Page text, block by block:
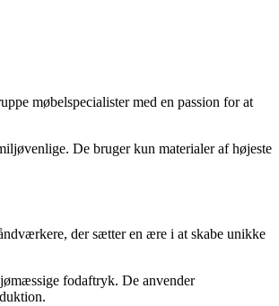
møbelspecialister med en passion for at
De bruger kun materialer af højeste
der sætter en ære i at skabe unikke
fodaftryk. De anvender